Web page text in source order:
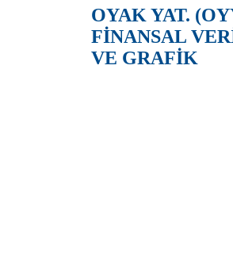
OYAK YAT.
FİNANSAL
VE GRAFİK